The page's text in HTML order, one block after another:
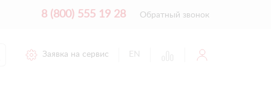
8 (800) 555 19 28 Обратный звонок
Заявка на сервис EN